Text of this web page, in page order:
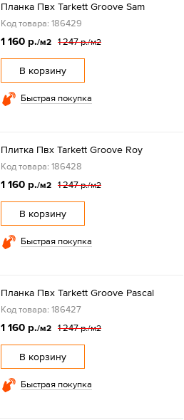
Планка Пвх Tarkett Groove Sam
Код товара: 186429
1 160 р./м2 1 247 р./м2
В корзину
Быстрая покупка
Плитка Пвх Tarkett Groove Roy
Код товара: 186428
1 160 р./м2 1 247 р./м2
В корзину
Быстрая покупка
Планка Пвх Tarkett Groove Pascal
Код товара: 186427
1 160 р./м2 1 247 р./м2
В корзину
Быстрая покупка